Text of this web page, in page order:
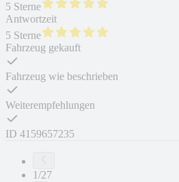
5 Sterne
Antwortzeit
5 Sterne
Fahrzeug gekauft
Fahrzeug wie beschrieben
Weiterempfehlungen
ID 4159657235
1/27